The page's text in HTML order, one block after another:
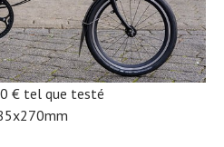
€ tel que testé